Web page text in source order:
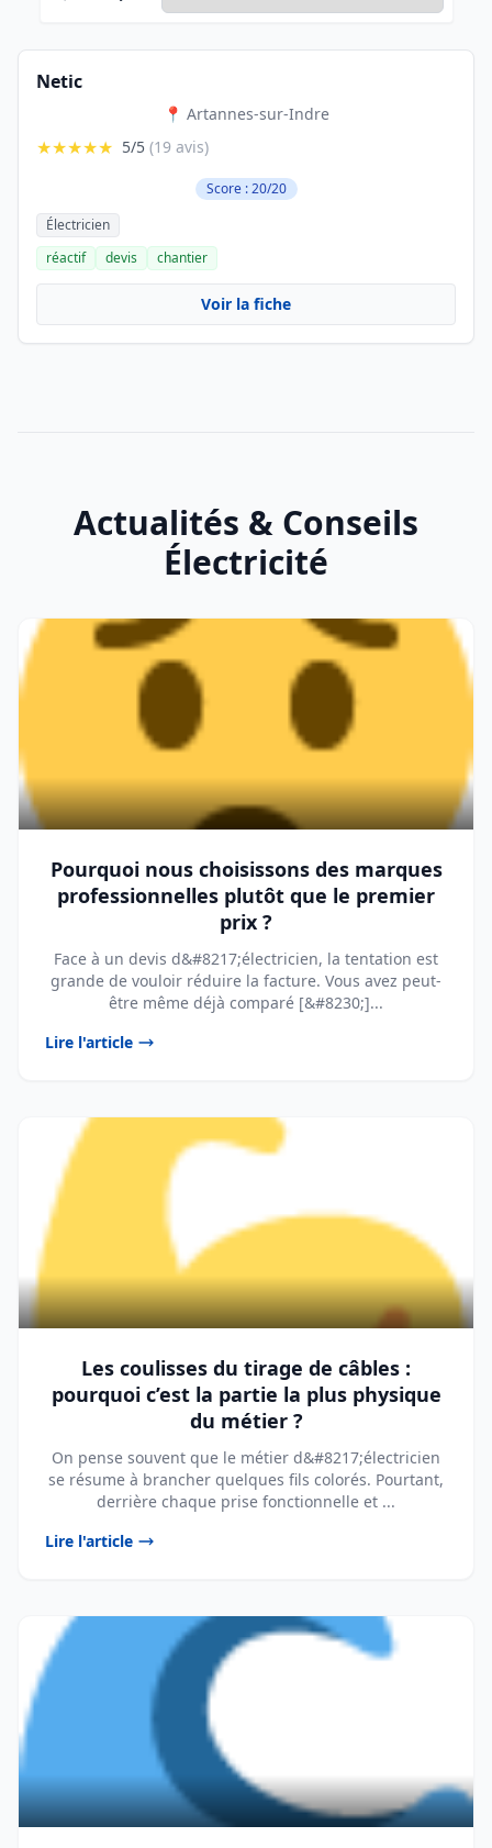
Netic
📍 Artannes-sur-Indre
★★★★★ 5/5 (19 avis)
Score : 20/20
Électricien
réactif
devis chantier
Voir la fiche
Actualités & Conseils
Électricité
Pourquoi nous choisissons des marques
professionnelles plutôt que le premier
prix ?
Face à un devis d&#8217;électricien, la tentation est
grande de vouloir réduire la facture. Vous avez peut-
être même déjà comparé [&#8230;]...
Lire l'article
Les coulisses du tirage de câbles :
pourquoi c’est la partie la plus physique
du métier ?
On pense souvent que le métier d&#8217;électricien
se résume à brancher quelques fils colorés. Pourtant,
derrière chaque prise fonctionnelle et ...
Lire l'article